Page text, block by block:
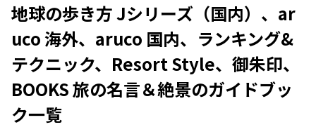
地球の歩き方 Jシリーズ（国内）、ar
uco 海外、aruco 国内、ランキング&
テクニック、Resort Style、御朱印、
BOOKS 旅の名言＆絶景のガイドブッ
ク一覧